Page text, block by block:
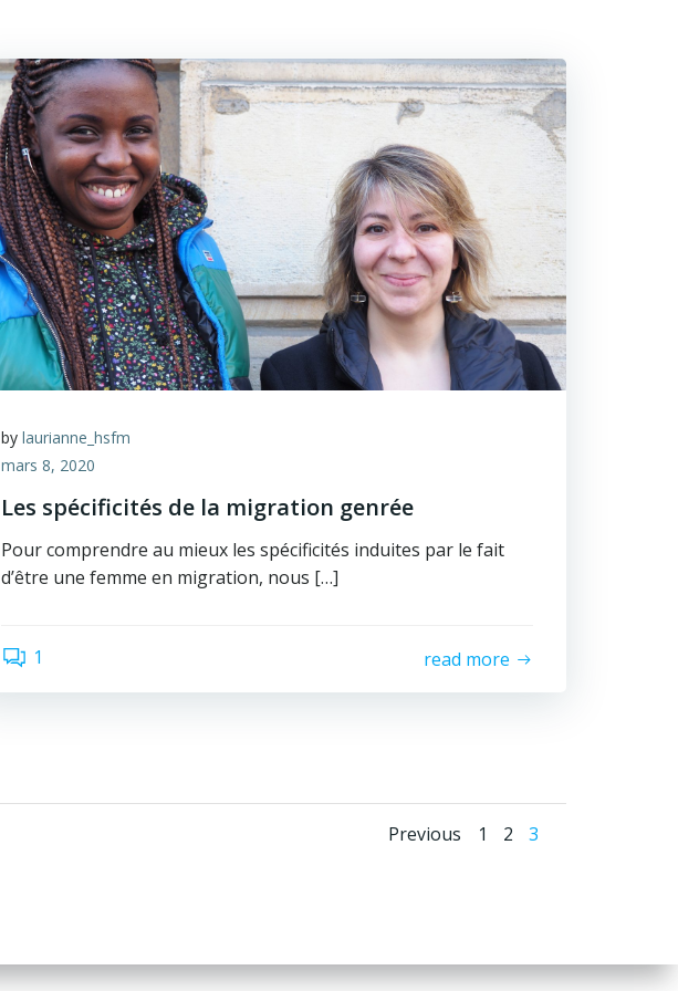
by laurianne_hsfm
mars 8, 2020
Les spécificités de la migration genrée
Pour comprendre au mieux les spécificités induites par le fait
d’être une femme en migration, nous […]
1 read more
Posts
Previous
Posts
Page
1 Page
2 Page
3